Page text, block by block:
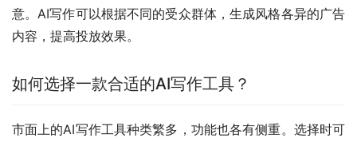
意。AI写作可以根据不同的受众群体，生成风格各异的广告
内容，提高投放效果。
如何选择一款合适的AI写作工具？
市面上的AI写作工具种类繁多，功能也各有侧重。选择时可